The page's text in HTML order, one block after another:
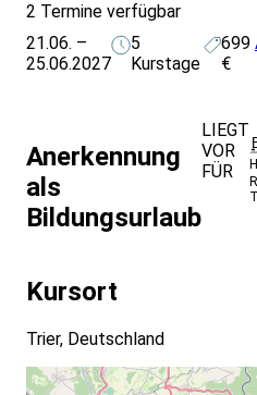
2 Termine verfügbar
21.06. –
25.06.2027
5
Kurstage
699
€
Anerkennung
als
Bildungsurlaub
LIEGT
VOR
FÜR
Kursort
Trier, Deutschland